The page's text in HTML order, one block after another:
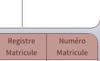
Registre
Matricule
Numéro
Matricule